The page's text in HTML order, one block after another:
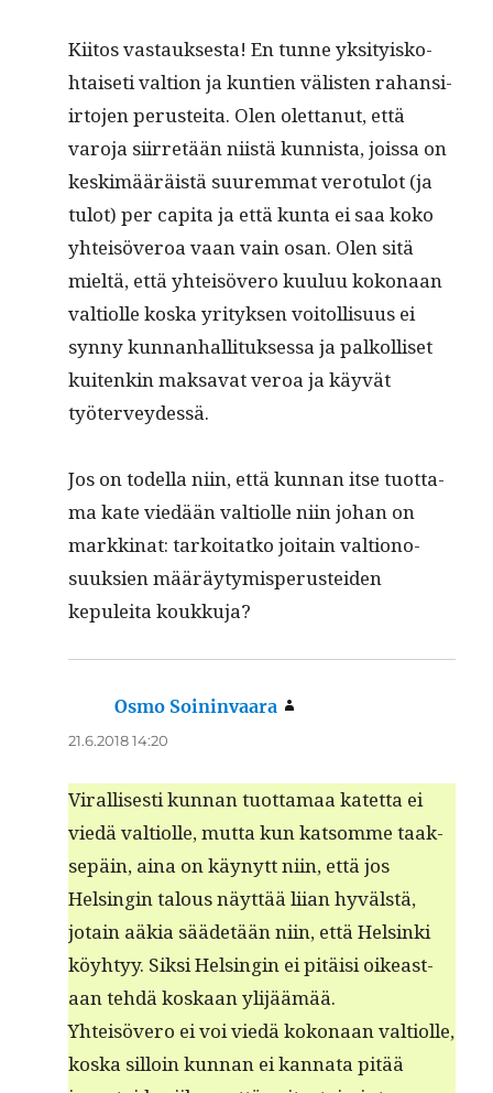
Kiitos vas­tauk­ses­ta! En tunne yksi­tyisko­
htaiseti val­tion ja kun­tien välis­ten rahan­si­
ir­to­jen perustei­ta. Olen olet­tanut, että
varo­ja siir­retään niistä kun­nista, jois­sa on
keskimääräistä suurem­mat vero­tu­lot (ja
tulot) per capi­ta ja että kun­ta ei saa koko
yhteisöveroa vaan vain osan. Olen sitä
mieltä, että yhteisövero kuu­luu kokon­aan
val­ti­olle kos­ka yri­tyk­sen voitol­lisu­us ei
syn­ny kun­nan­hal­li­tuk­ses­sa ja palkol­liset
kuitenkin mak­sa­vat veroa ja käyvät
työterveydessä.
Jos on todel­la niin, että kun­nan itse tuot­ta­
ma kate viedään val­ti­olle niin johan on
markki­nat: tarkoi­tatko joitain val­tiono­
suuk­sien määräy­tymis­pe­rustei­den
kepulei­ta koukkuja?
Osmo Soininvaara
21.6.2018 14:20
Viral­lis­es­ti kun­nan tuot­ta­maa katet­ta ei
viedä val­ti­olle, mut­ta kun kat­somme taak­
sepäin, aina on käynytt niin, että jos
Helsin­gin talous näyt­tää liian hyväl­stä,
jotain aäkia sääde­tään niin, että Helsin­ki
köy­htyy. Sik­si Helsin­gin ei pitäisi oikeas­t­
aan tehdä koskaan ylijäämää.
Yhteisövero ei voi viedä kokon­aan val­ti­olle,
kos­ka sil­loin kun­nan ei kan­na­ta pitää